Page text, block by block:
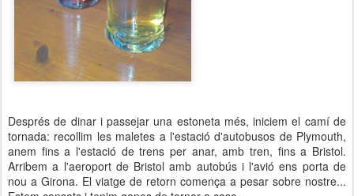
Després de dinar i passejar una estoneta més, iniciem el camí de
tornada: recollim les maletes a l'estació d'autobusos de Plymouth,
anem fins a l'estació de trens per anar, amb tren, fins a Bristol.
Arribem a l'aeroport de Bristol amb autobús i l'avió ens porta de
nou a Girona. El viatge de retorn comença a pesar sobre nostre...